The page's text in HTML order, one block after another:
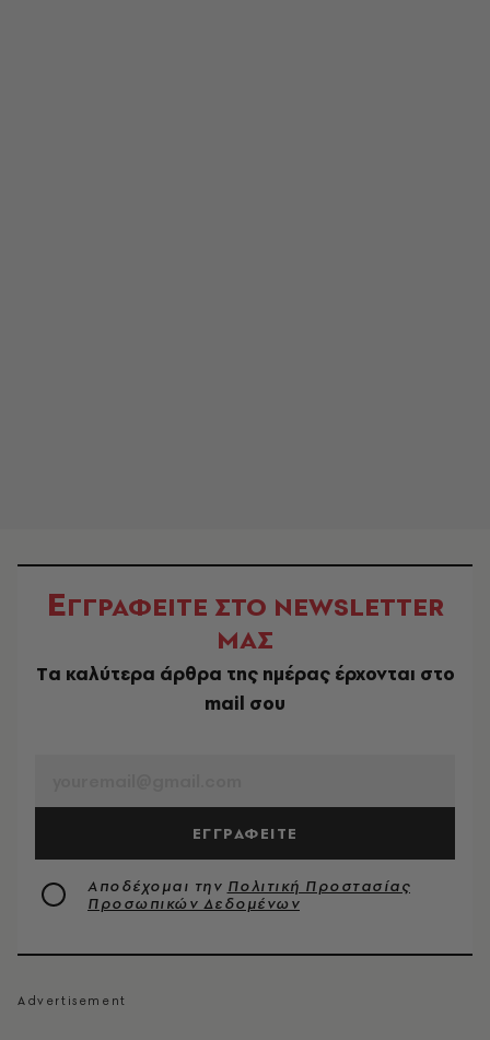
ΕΓΓΡΑΦΕΙΤΕ ΣΤΟ NEWSLETTER
ΜΑΣ
Tα καλύτερα άρθρα της ημέρας έρχονται στο
mail σου
ΕΓΓΡΑΦΕΙΤΕ
Αποδέχομαι την Πολιτική Προστασίας
Προσωπικών Δεδομένων